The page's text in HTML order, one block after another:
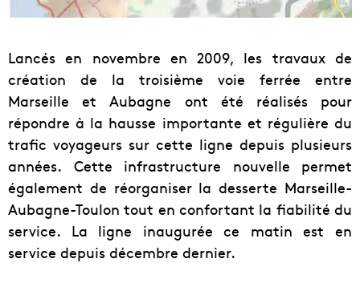
Lancés en novembre en 2009, les travaux de
création de la troisième voie ferrée entre
Marseille et Aubagne ont été réalisés pour
répondre à la hausse importante et régulière du
trafic voyageurs sur cette ligne depuis plusieurs
années. Cette infrastructure nouvelle permet
également de réorganiser la desserte Marseille-
Aubagne-Toulon tout en confortant la fiabilité du
service. La ligne inaugurée ce matin est en
service depuis décembre dernier.